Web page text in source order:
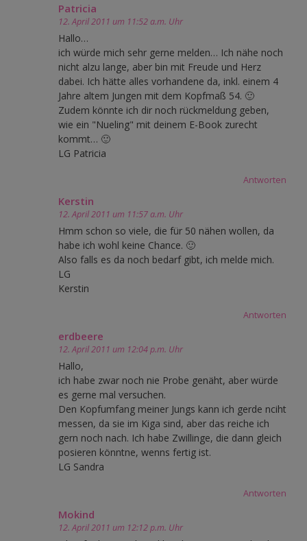
Patricia
12. April 2011 um 11:52 a.m. Uhr
Hallo…
ich würde mich sehr gerne melden… Ich nähe noch
nicht alzu lange, aber bin mit Freude und Herz
dabei. Ich hätte alles vorhandene da, inkl. einem 4
Jahre altem Jungen mit dem Kopfmaß 54. 🙂
Zudem könnte ich dir noch rückmeldung geben,
wie ein "Nueling" mit deinem E-Book zurecht
kommt… 🙂
LG Patricia
Antworten
Kerstin
12. April 2011 um 11:57 a.m. Uhr
Hmm schon so viele, die für 50 nähen wollen, da
habe ich wohl keine Chance. 🙂
Also falls es da noch bedarf gibt, ich melde mich.
LG
Kerstin
Antworten
erdbeere
12. April 2011 um 12:04 p.m. Uhr
Hallo,
ich habe zwar noch nie Probe genäht, aber würde
es gerne mal versuchen.
Den Kopfumfang meiner Jungs kann ich gerde nciht
messen, da sie im Kiga sind, aber das reiche ich
gern noch nach. Ich habe Zwillinge, die dann gleich
posieren könntne, wenns fertig ist.
LG Sandra
Antworten
Mokind
12. April 2011 um 12:12 p.m. Uhr